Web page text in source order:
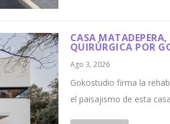
CASA
QUIRÚRGICA POR
Ago 3, 2026
Gokostudio firma la
el paisajismo de esta